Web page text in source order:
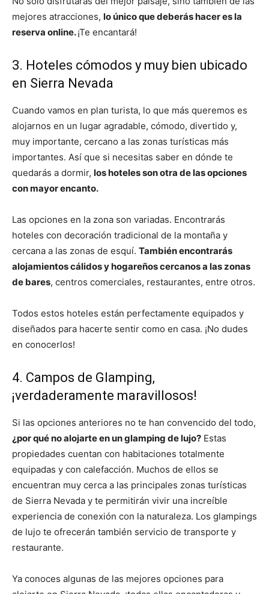
mejores atracciones, lo único que deberás hacer es la
reserva online.¡Te encantará!
3. Hoteles cómodos y muy bien ubicado
en Sierra Nevada
Cuando vamos en plan turista, lo que más queremos es
alojarnos en un lugar agradable, cómodo, divertido y,
muy importante, cercano a las zonas turísticas más
importantes. Así que si necesitas saber en dónde te
quedarás a dormir, los hoteles son otra de las opciones
con mayor encanto.
Las opciones en la zona son variadas. Encontrarás
hoteles con decoración tradicional de la montaña y
cercana a las zonas de esquí. También encontrarás
alojamientos cálidos y hogareños cercanos a las zonas
de bares, centros comerciales, restaurantes, entre otros.
Todos estos hoteles están perfectamente equipados y
diseñados para hacerte sentir como en casa. ¡No dudes
en conocerlos!
4. Campos de Glamping,
¡verdaderamente maravillosos!
Si las opciones anteriores no te han convencido del todo,
¿por qué no alojarte en un glamping de lujo? Estas
propiedades cuentan con habitaciones totalmente
equipadas y con calefacción. Muchos de ellos se
encuentran muy cerca a las principales zonas turísticas
de Sierra Nevada y te permitirán vivir una increíble
experiencia de conexión con la naturaleza. Los glampings
de lujo te ofrecerán también servicio de transporte y
restaurante.
Ya conoces algunas de las mejores opciones para